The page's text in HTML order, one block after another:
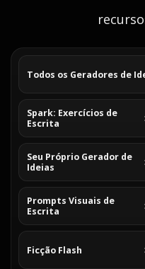
Todos os Geradores de
Spark: Exercícios de
Escrita
Seu Próprio Gerador de
Ideias
Prompts Visuais de
Escrita
Ficção Flash